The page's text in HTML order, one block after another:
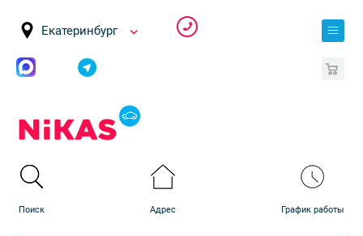
Екатеринбург